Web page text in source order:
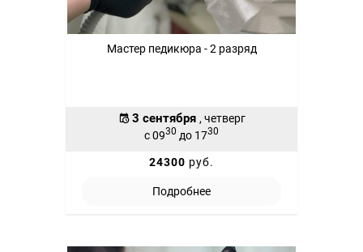
Мастер педикюра - 2 разряд
3 сентября , четверг
с 0930 до 1730
24300 руб.
Подробнее